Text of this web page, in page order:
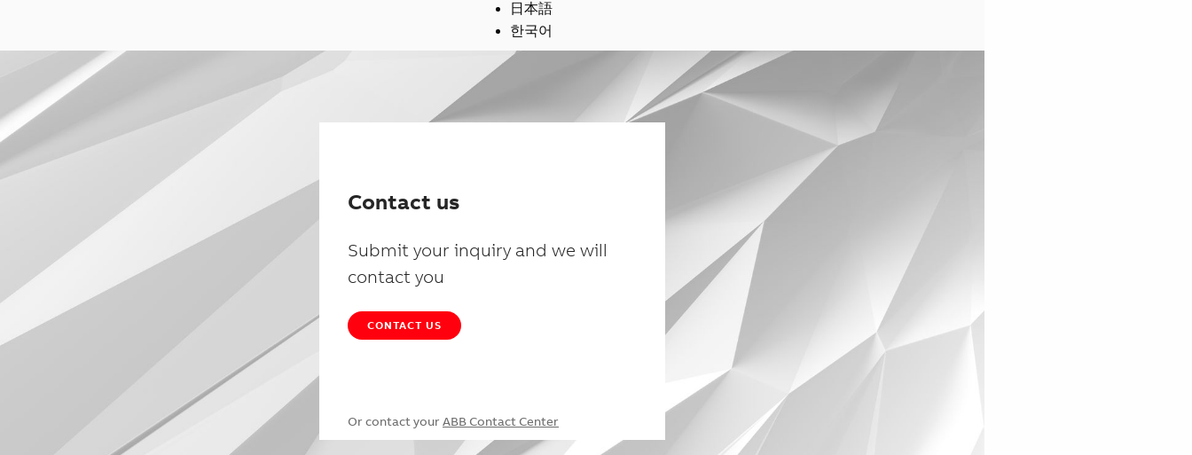
日本語
한국어
Contact us
Submit your inquiry and we will
contact you
CONTACT US
Or contact your ABB Contact Center